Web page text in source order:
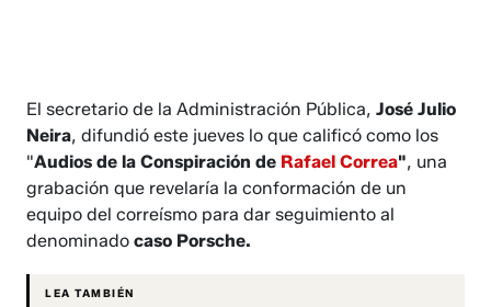
El secretario de la Administración Pública,José Julio
Neira, difundió este jueves lo que calificó como los
"Audios de la Conspiración de Rafael Correa", una
grabación que revelaría la conformación de un
equipo del correísmo para dar seguimiento al
denominadocaso Porsche.
LEA TAMBIÉN